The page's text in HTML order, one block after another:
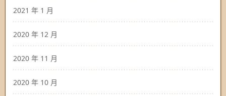
2021 年 1 月
2020 年 12 月
2020 年 11 月
2020 年 10 月